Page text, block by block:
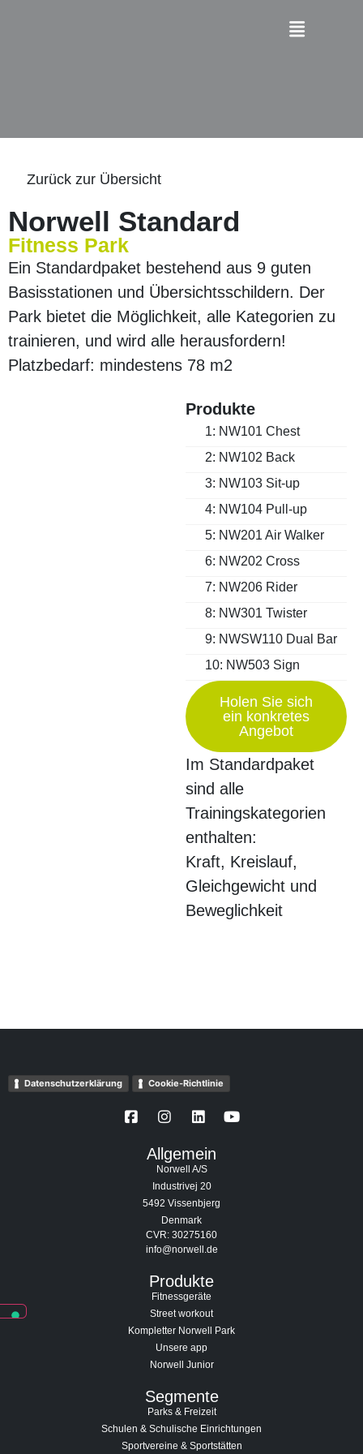
Zurück zur Übersicht
Norwell Standard
Fitness Park
Ein Standardpaket bestehend aus 9 guten
Basisstationen und Übersichtsschildern. Der
Park bietet die Möglichkeit, alle Kategorien zu
trainieren, und wird alle herausfordern!
Platzbedarf: mindestens 78 m2
Produkte
1: NW101 Chest
2: NW102 Back
3: NW103 Sit-up
4: NW104 Pull-up
5: NW201 Air Walker
6: NW202 Cross
7: NW206 Rider
8: NW301 Twister
9: NWSW110 Dual Bar
10: NW503 Sign
Holen Sie sich
ein konkretes
Angebot
Im Standardpaket
sind alle
Trainingskategorien
enthalten:
Kraft, Kreislauf,
Gleichgewicht und
Beweglichkeit
Datenschutzerklärung Cookie-Richtlinie
Allgemein
Norwell A/S
Industrivej 20
5492 Vissenbjerg
Denmark
CVR: 30275160
info@norwell.de
Produkte
Fitnessgeräte
Street workout
Kompletter Norwell Park
Unsere app
Norwell Junior
Segmente
Parks & Freizeit
Schulen & Schulische Einrichtungen
Sportvereine & Sportstätten